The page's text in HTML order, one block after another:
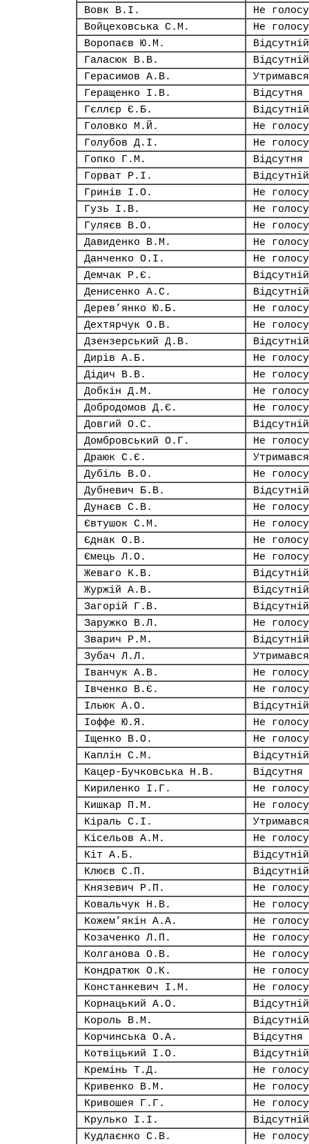
Вовк В.І.
Не
Войцеховська С.М.
Не
Воропаєв Ю.М.
Відсутній
Галасюк В.В.
Відсутній
Герасимов А.В.
Утримався
Геращенко І.В.
Відсутня
Гєллєр Є.Б.
Відсутній
Головко М.Й.
Не
Голубов Д.І.
Не
Гопко Г.М.
Відсутня
Горват Р.І.
Відсутній
Гринів І.О.
Не
Гузь І.В.
Не
Гуляєв В.О.
Не
Давиденко В.М.
Не
Данченко О.І.
Не
Демчак Р.Є.
Відсутній
Денисенко А.С.
Відсутній
Дерев’янко Ю.Б.
Не
Дехтярчук О.В.
Не
Дзензерський Д.В.
Відсутній
Дирів А.Б.
Не
Дідич В.В.
Не
Добкін Д.М.
Не
Добродомов Д.Є.
Не
Довгий О.С.
Відсутній
Домбровський О.Г.
Не
Драюк С.Є.
Утримався
Дубіль В.О.
Не
Дубневич Б.В.
Відсутній
Дунаєв С.В.
Не
Євтушок С.М.
Не
Єднак О.В.
Не
Ємець Л.О.
Не
Жеваго К.В.
Відсутній
Журжій А.В.
Відсутній
Загорій Г.В.
Відсутній
Заружко В.Л.
Не
Зварич Р.М.
Відсутній
Зубач Л.Л.
Утримався
Іванчук А.В.
Не
Івченко В.Є.
Не
Ільюк А.О.
Відсутній
Іоффе Ю.Я.
Не
Іщенко В.О.
Не
Каплін С.М.
Відсутній
Кацер-Бучковська Н.В.
Відсутня
Кириленко І.Г.
Не
Кишкар П.М.
Не
Кіраль С.І.
Утримався
Кісельов А.М.
Не
Кіт А.Б.
Відсутній
Клюєв С.П.
Відсутній
Князевич Р.П.
Не
Ковальчук Н.В.
Не
Кожем’якін А.А.
Не
Козаченко Л.П.
Не
Колганова О.В.
Не
Кондратюк О.К.
Не
Констанкевич І.М.
Не
Корнацький А.О.
Відсутній
Король В.М.
Відсутній
Корчинська О.А.
Відсутня
Котвіцький І.О.
Відсутній
Кремінь Т.Д.
Не
Кривенко В.М.
Не
Кривошея Г.Г.
Не
Крулько І.І.
Відсутній
Кудлаєнко С.В.
Не